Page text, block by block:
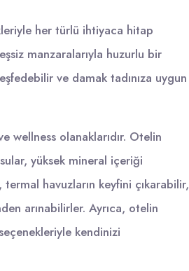
her türlü ihtiyaca hitap
manzaralarıyla huzurlu bir
ve damak tadınıza uygun
wellness olanaklarıdır. Otelin
yüksek mineral içeriği
havuzların keyfini çıkarabilir,
arınabilirler. Ayrıca, otelin
kendinizi